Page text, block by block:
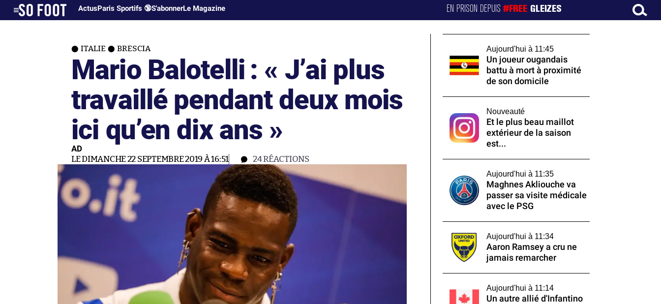
ActusParis Sportifs 🔞S'abonnerLe Magazine EN PRISON DEPUIS#FREE GLEIZES
ITALIE BRESCIA
Mario Balotelli : « J’ai plus
travaillé pendant deux mois
ici qu’en dix ans »
AD
LE DIMANCHE 22 SEPTEMBRE 2019 À 16:51 24RÉACTIONS
Aujourd'hui à 11:45
Un joueur ougandais
battu à mort à proximité
de son domicile
Nouveauté
Et le plus beau maillot
extérieur de la saison
est...
Aujourd'hui à 11:35
Maghnes Akliouche va
passer sa visite médicale
avec le PSG
Aujourd'hui à 11:34
Aaron Ramsey a cru ne
jamais remarcher
Aujourd'hui à 11:14
Un autre allié d'Infantino